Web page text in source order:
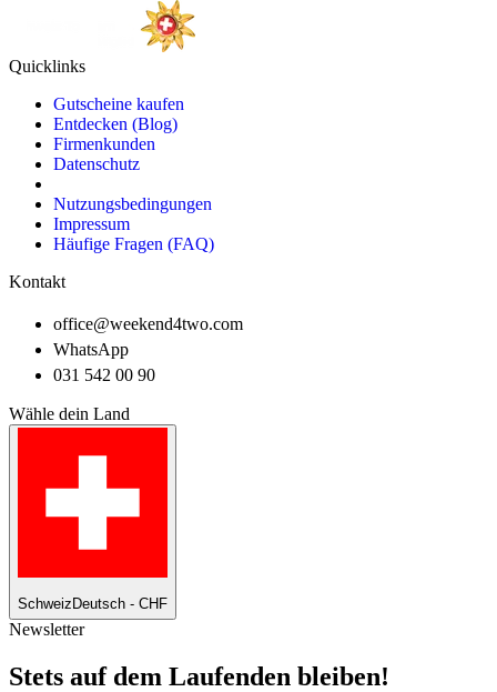
Quicklinks
Gutscheine kaufen
Entdecken (Blog)
Firmenkunden
Datenschutz
Nutzungsbedingungen
Impressum
Häufige Fragen (FAQ)
Kontakt
office@weekend4two.com
WhatsApp
031 542 00 90
Wähle dein Land
SchweizDeutsch - CHF
Newsletter
Stets auf dem Laufenden bleiben!